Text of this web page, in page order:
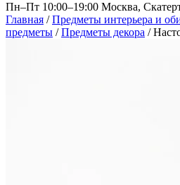
Пн–Пт 10:00–19:00 Москва,
Главная / Предметы интерьера и
предметы / Предметы декора /